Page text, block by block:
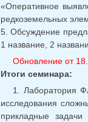
«Оперативное
редкоземельных
5. Обсуждение
1 название, 2
Обновление от
Итоги семинара:
1. Лаборатория
исследования
прикладные задачи